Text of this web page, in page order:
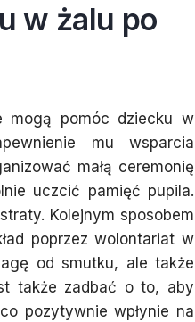
w żalu po
mogą pomóc dziecku w
mu wsparcia
małą ceremonię
uczcić pamięć pupila.
Kolejnym sposobem
poprzez wolontariat w
od smutku, ale także
także zadbać o to, aby
pozytywnie wpłynie na